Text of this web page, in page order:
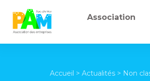
Association
Accueil > Actualités > Non